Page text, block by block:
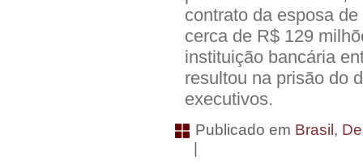
contrato da esposa
cerca de R$ 129
instituição bancária
resultou na prisão do
executivos.
Publicado em Brasil ,